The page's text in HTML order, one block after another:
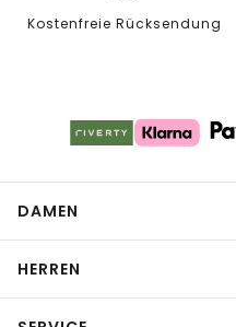
Kostenfreie Rücksendung
DAMEN
HERREN